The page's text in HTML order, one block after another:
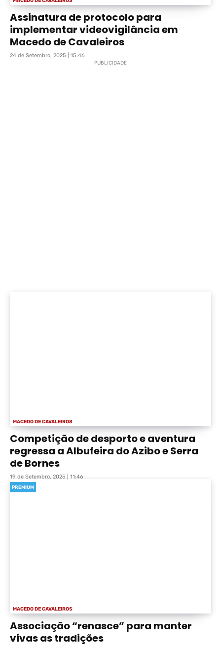
Assinatura de protocolo para
implementar videovigilância em
Macedo de Cavaleiros
24 de Setembro, 2025 | 15:46
PUBLICIDADE
MACEDO DE CAVALEIROS
Competição de desporto e aventura
regressa a Albufeira do Azibo e Serra
de Bornes
19 de Setembro, 2025 | 11:46
MACEDO DE CAVALEIROS
PREMIUM
Associação “renasce” para manter
vivas as tradições